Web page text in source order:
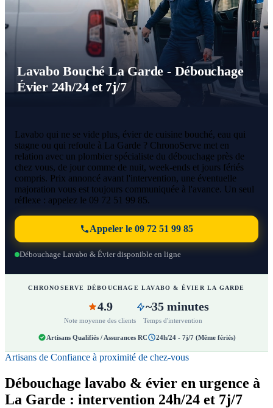
Lavabo Bouché La Garde - Débouchage
Évier 24h/24 et 7j/7
Lavabo qui ne se vide plus, évier de cuisine bouché, eau qui
stagne ou qui refoule à La Garde ? ChronoServe met en
relation avec un plombier spécialiste du débouchage près de
chez vous, de jour comme de nuit, week-ends et jours fériés
compris. Prix annoncé avant l'intervention, une éventuelle
majoration vous est toujours communiquée à l'avance. Un seul
réflexe : appelez le 09 72 51 99 85.
Appeler le 09 72 51 99 85
Débouchage Lavabo & Évier disponible en ligne
CHRONOSERVE DÉBOUCHAGE LAVABO & ÉVIER LA GARDE
4.9
Note moyenne des clients
~35 minutes
Temps d'intervention
Artisans Qualifiés / Assurances RC 24h/24 - 7j/7 (Même fériés)
Artisans de Confiance à proximité de chez-vous
Débouchage lavabo & évier en urgence à
La Garde : intervention 24h/24 et 7j/7